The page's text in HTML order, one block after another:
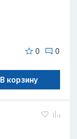
0 0
В корзину